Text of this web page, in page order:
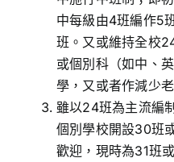
中每級由4班編作5
班。又或維持全校
或個別科（如中、
學，又或者作減少
雖以24班為主流編
個別學校開設30班
歡迎，現時為31班